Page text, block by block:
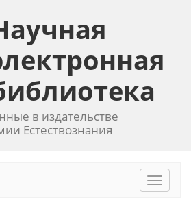
в издательстве
Естествознания
Toggle